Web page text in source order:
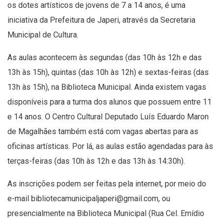
os dotes artísticos de jovens de 7 a 14 anos, é uma
iniciativa da Prefeitura de Japeri, através da Secretaria
Municipal de Cultura.
As aulas acontecem às segundas (das 10h às 12h e das
13h às 15h), quintas (das 10h às 12h) e sextas-feiras (das
13h às 15h), na Biblioteca Municipal. Ainda existem vagas
disponíveis para a turma dos alunos que possuem entre 11
e 14 anos. O Centro Cultural Deputado Luís Eduardo Maron
de Magalhães também está com vagas abertas para as
oficinas artísticas. Por lá, as aulas estão agendadas para às
terças-feiras (das 10h às 12h e das 13h às 14:30h).
As inscrições podem ser feitas pela internet, por meio do
e-mail bibliotecamunicipaljaperi@gmail.com, ou
presencialmente na Biblioteca Municipal (Rua Cel. Emídio